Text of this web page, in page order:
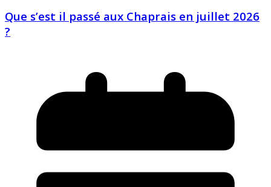
Que s’est il passé aux Chaprais en juillet 2026
?